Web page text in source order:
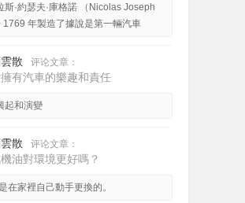
斯·約瑟夫·庫格諾 （Nicolas Joseph
1769 年製造了據說是第一輛汽車
散 评论文章：
有汽車的樂趣和責任
起和演變
散 评论文章：
油對環境更好嗎？
在家裡自己動手更換的。